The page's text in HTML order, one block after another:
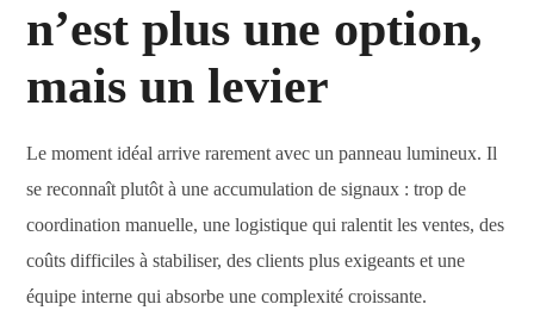
n’est plus une option,
mais un levier
Le moment idéal arrive rarement avec un panneau lumineux. Il
se reconnaît plutôt à une accumulation de signaux : trop de
coordination manuelle, une logistique qui ralentit les ventes, des
coûts difficiles à stabiliser, des clients plus exigeants et une
équipe interne qui absorbe une complexité croissante.